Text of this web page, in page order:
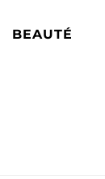
BEAUTÉ